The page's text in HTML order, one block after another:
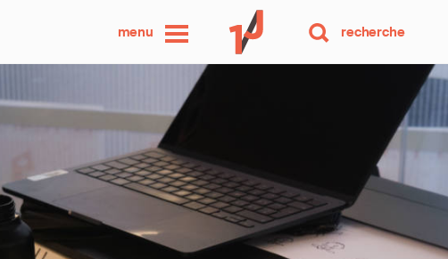
menu
une
photo
jour
recherche